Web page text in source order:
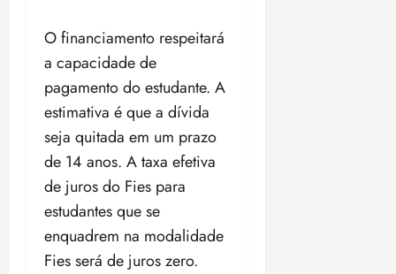
O financiamento respeitará
a capacidade de
pagamento do estudante. A
estimativa é que a dívida
seja quitada em um prazo
de 14 anos. A taxa efetiva
de juros do Fies para
estudantes que se
enquadrem na modalidade
Fies será de juros zero.